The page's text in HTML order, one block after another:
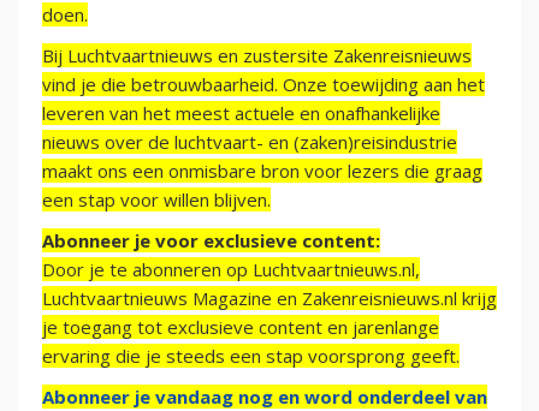
doen.
Bij Luchtvaartnieuws en zustersite Zakenreisnieuws
vind je die betrouwbaarheid. Onze toewijding aan het
leveren van het meest actuele en onafhankelijke
nieuws over de luchtvaart- en (zaken)reisindustrie
maakt ons een onmisbare bron voor lezers die graag
een stap voor willen blijven.
Abonneer je voor exclusieve content:
Door je te abonneren op Luchtvaartnieuws.nl,
Luchtvaartnieuws Magazine en Zakenreisnieuws.nl krijg
je toegang tot exclusieve content en jarenlange
ervaring die je steeds een stap voorsprong geeft.
Abonneer je vandaag nog en word onderdeel van